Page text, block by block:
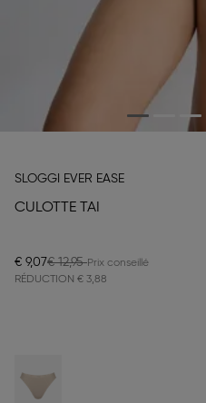
SLOGGI EVER EASE
CULOTTE TAI
€ 9,07€ 12,95
RÉDUCTION € 3,88